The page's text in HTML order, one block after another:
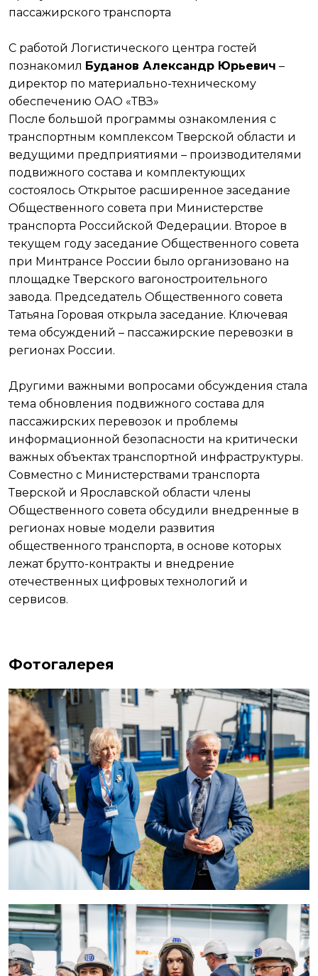
пассажирского транспорта
С работой Логистического центра гостей
познакомил Буданов Александр Юрьевич –
директор по материально-техническому
обеспечению ОАО «ТВЗ»
После большой программы ознакомления с
транспортным комплексом Тверской области и
ведущими предприятиями – производителями
подвижного состава и комплектующих
состоялось Открытое расширенное заседание
Общественного совета при Министерстве
транспорта Российской Федерации. Второе в
текущем году заседание Общественного совета
при Минтрансе России было организовано на
площадке Тверского вагоностроительного
завода. Председатель Общественного совета
Татьяна Горовая открыла заседание. Ключевая
тема обсуждений – пассажирские перевозки в
регионах России.
Другими важными вопросами обсуждения стала
тема обновления подвижного состава для
пассажирских перевозок и проблемы
информационной безопасности на критически
важных объектах транспортной инфраструктуры.
Совместно с Министерствами транспорта
Тверской и Ярославской области члены
Общественного совета обсудили внедренные в
регионах новые модели развития
общественного транспорта, в основе которых
лежат брутто-контракты и внедрение
отечественных цифровых технологий и
сервисов.
Фотогалерея